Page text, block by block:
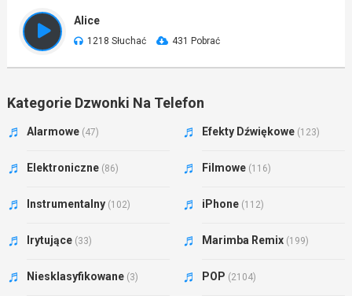
Alice
1218 Słuchać 431 Pobrać
Kategorie Dzwonki Na Telefon
Alarmowe (47) Efekty Dźwiękowe (123)
Elektroniczne (86) Filmowe (116)
Instrumentalny (102) iPhone (112)
Irytujące (33) Marimba Remix (199)
Niesklasyfikowane (3) POP (2104)